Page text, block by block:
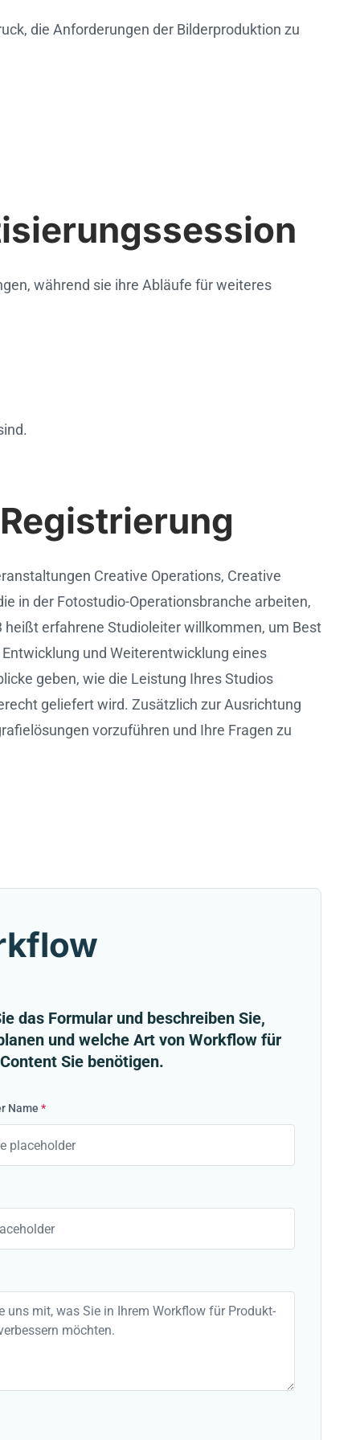
die Anforderungen der Bilderproduktion zu
während sie ihre Abläufe für weiteres
Creative Operations, Creative
in der Fotostudio-Operationsbranche arbeiten,
erfahrene Studioleiter willkommen, um Best
und Weiterentwicklung eines
geben, wie die Leistung Ihres Studios
geliefert wird. Zusätzlich zur Ausrichtung
vorzuführen und Ihre Fragen zu
das Formular und beschreiben Sie,
und welche Art von Workflow für
Sie benötigen.
Name *